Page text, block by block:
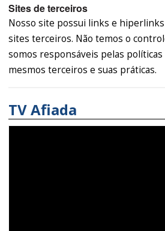
Sites de terceiros
Nosso site possui links e
sites terceiros. Não temos o
somos responsáveis pelas políticas
mesmos terceiros e suas práticas.
TV Afiada